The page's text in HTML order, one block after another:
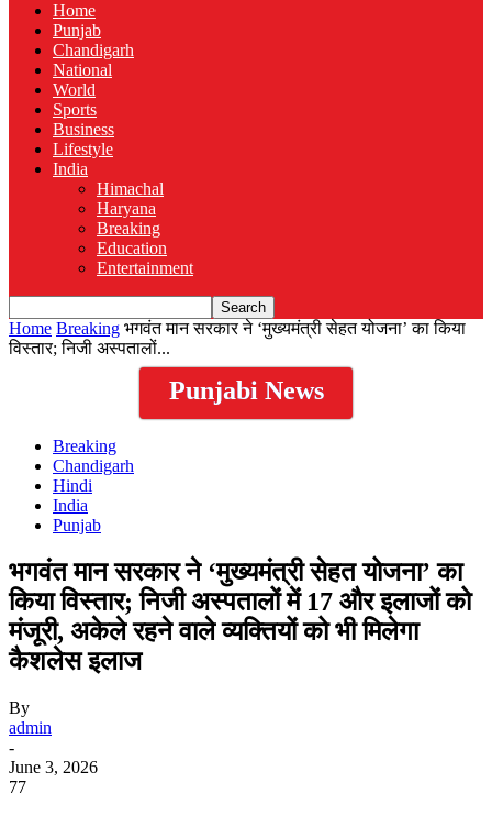
Home
Punjab
Chandigarh
National
World
Sports
Business
Lifestyle
India
Himachal
Haryana
Breaking
Education
Entertainment
Home Breaking भगवंत मान सरकार ने ‘मुख्यमंत्री सेहत योजना’ का किया
विस्तार; निजी अस्पतालों...
Punjabi News
Breaking
Chandigarh
Hindi
India
Punjab
भगवंत मान सरकार ने ‘मुख्यमंत्री सेहत योजना’ का
किया विस्तार; निजी अस्पतालों में 17 और इलाजों को
मंजूरी, अकेले रहने वाले व्यक्तियों को भी मिलेगा
कैशलेस इलाज
By
admin
-
June 3, 2026
77